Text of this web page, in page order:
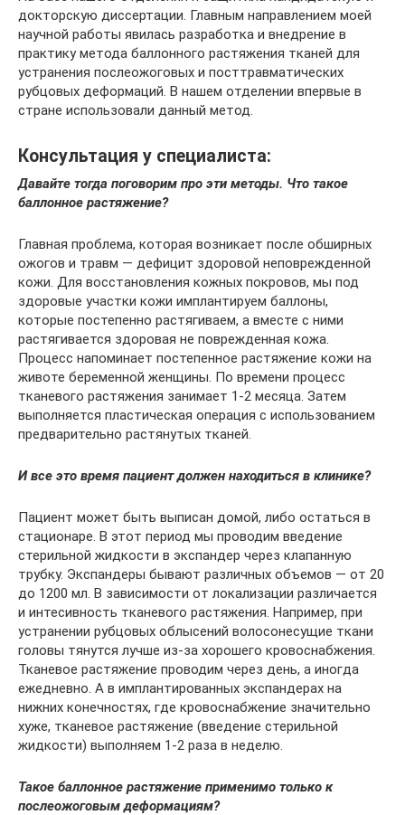
докторскую диссертации. Главным направлением моей
научной работы явилась разработка и внедрение в
практику метода баллонного растяжения тканей для
устранения послеожоговых и посттравматических
рубцовых деформаций. В нашем отделении впервые в
стране использовали данный метод.
Консультация у специалиста:
Давайте тогда поговорим про эти методы. Что такое
баллонное растяжение?
Главная проблема, которая возникает после обширных
ожогов и травм — дефицит здоровой неповрежденной
кожи. Для восстановления кожных покровов, мы под
здоровые участки кожи имплантируем баллоны,
которые постепенно растягиваем, а вместе с ними
растягивается здоровая не поврежденная кожа.
Процесс напоминает постепенное растяжение кожи на
животе беременной женщины. По времени процесс
тканевого растяжения занимает 1-2 месяца. Затем
выполняется пластическая операция с использованием
предварительно растянутых тканей.
И все это время пациент должен находиться в клинике?
Пациент может быть выписан домой, либо остаться в
стационаре. В этот период мы проводим введение
стерильной жидкости в экспандер через клапанную
трубку. Экспандеры бывают различных объемов — от 20
до 1200 мл. В зависимости от локализации различается
и интесивность тканевого растяжения. Например, при
устранении рубцовых облысений волосонесущие ткани
головы тянутся лучше из-за хорошего кровоснабжения.
Тканевое растяжение проводим через день, а иногда
ежедневно. А в имплантированных экспандерах на
нижних конечностях, где кровоснабжение значительно
хуже, тканевое растяжение (введение стерильной
жидкости) выполняем 1-2 раза в неделю.
Такое баллонное растяжение применимо только к
послеожоговым деформациям?